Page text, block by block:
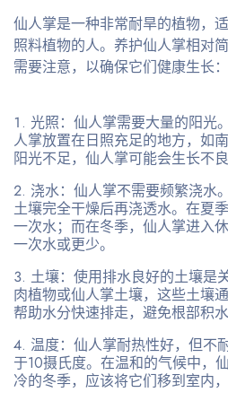
仙人掌是一种非常耐旱的植物，
照料植物的人。养护仙人掌相对
需要注意，以确保它们健康生长：
光照：仙人掌需要大量的阳光
人掌放置在日照充足的地方，如
阳光不足，仙人掌可能会生长不
浇水：仙人掌不需要频繁浇水
土壤完全干燥后再浇透水。在夏
一次水；而在冬季，仙人掌进入
一次水或更少。
土壤：使用排水良好的土壤是
肉植物或仙人掌土壤，这些土壤
帮助水分快速排走，避免根部积水
温度：仙人掌耐热性好，但不
于10摄氏度。在温和的气候中，
冷的冬季，应该将它们移到室内，